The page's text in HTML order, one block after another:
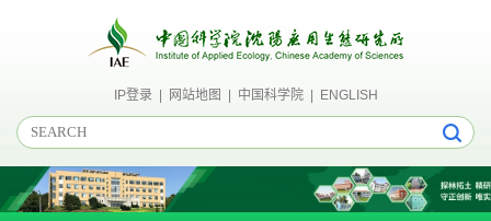
IP登录| 网站地图 中国科学院| ENGLISH